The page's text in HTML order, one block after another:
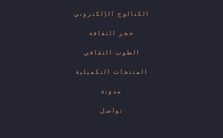
الكتالوج الإلكتروني
حجر الثقافة
الطوب الثقافي
المنتجات التكميلية
مدونة
تواصل